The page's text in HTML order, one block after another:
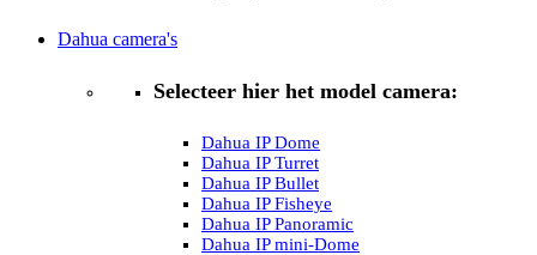
Dahua camera's
Selecteer hier het model camera:
Dahua IP Dome
Dahua IP Turret
Dahua IP Bullet
Dahua IP Fisheye
Dahua IP Panoramic
Dahua IP mini-Dome